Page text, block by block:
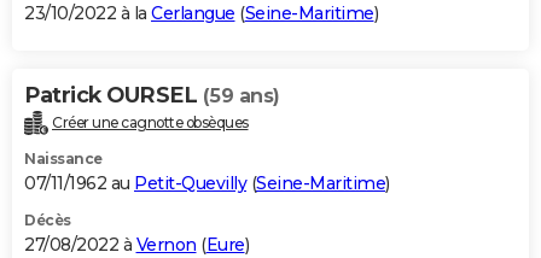
23/10/2022 à la Cerlangue (Seine-Maritime)
Patrick OURSEL (59 ans)
Créer une cagnotte obsèques
Naissance
07/11/1962 au Petit-Quevilly(Seine-Maritime)
Décès
27/08/2022 à Vernon (Eure)